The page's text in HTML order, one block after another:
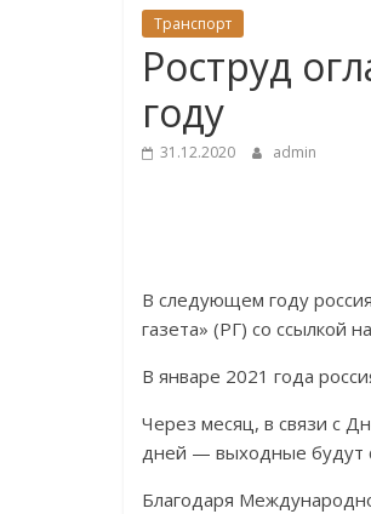
Транспорт
Роструд
году
31.12.2020 admin
В следующем году
газета» (РГ) со ссылкой
В январе 2021 года
Через месяц, в связи с
дней — выходные будут
Благодаря